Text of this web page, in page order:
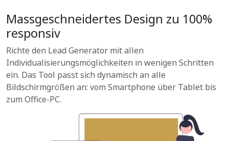
Massgeschneidertes Design zu 100%
responsiv
Richte den Lead Generator mit allen
Individualisierungsmöglichkeiten in wenigen Schritten
ein. Das Tool passt sich dynamisch an alle
Bildschirmgrößen an: vom Smartphone über Tablet bis
zum Office-PC.